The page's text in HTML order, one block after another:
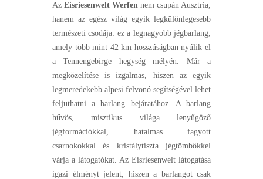
Az Eisriesenwelt Werfen nem csupán Ausztria,
hanem az egész világ egyik legkülönlegesebb
természeti csodája: ez a legnagyobb jégbarlang,
amely több mint 42 km hosszúságban nyúlik el
a Tennengebirge hegység mélyén. Már a
megközelítése is izgalmas, hiszen az egyik
legmeredekebb alpesi felvonó segítségével lehet
feljuthatni a barlang bejáratához. A barlang
hűvös, misztikus világa lenyűgöző
jégformációkkal, hatalmas fagyott
csarnokokkal és kristálytiszta jégtömbökkel
várja a látogatókat. Az Eisriesenwelt látogatása
igazi élményt jelent, hiszen a barlangot csak